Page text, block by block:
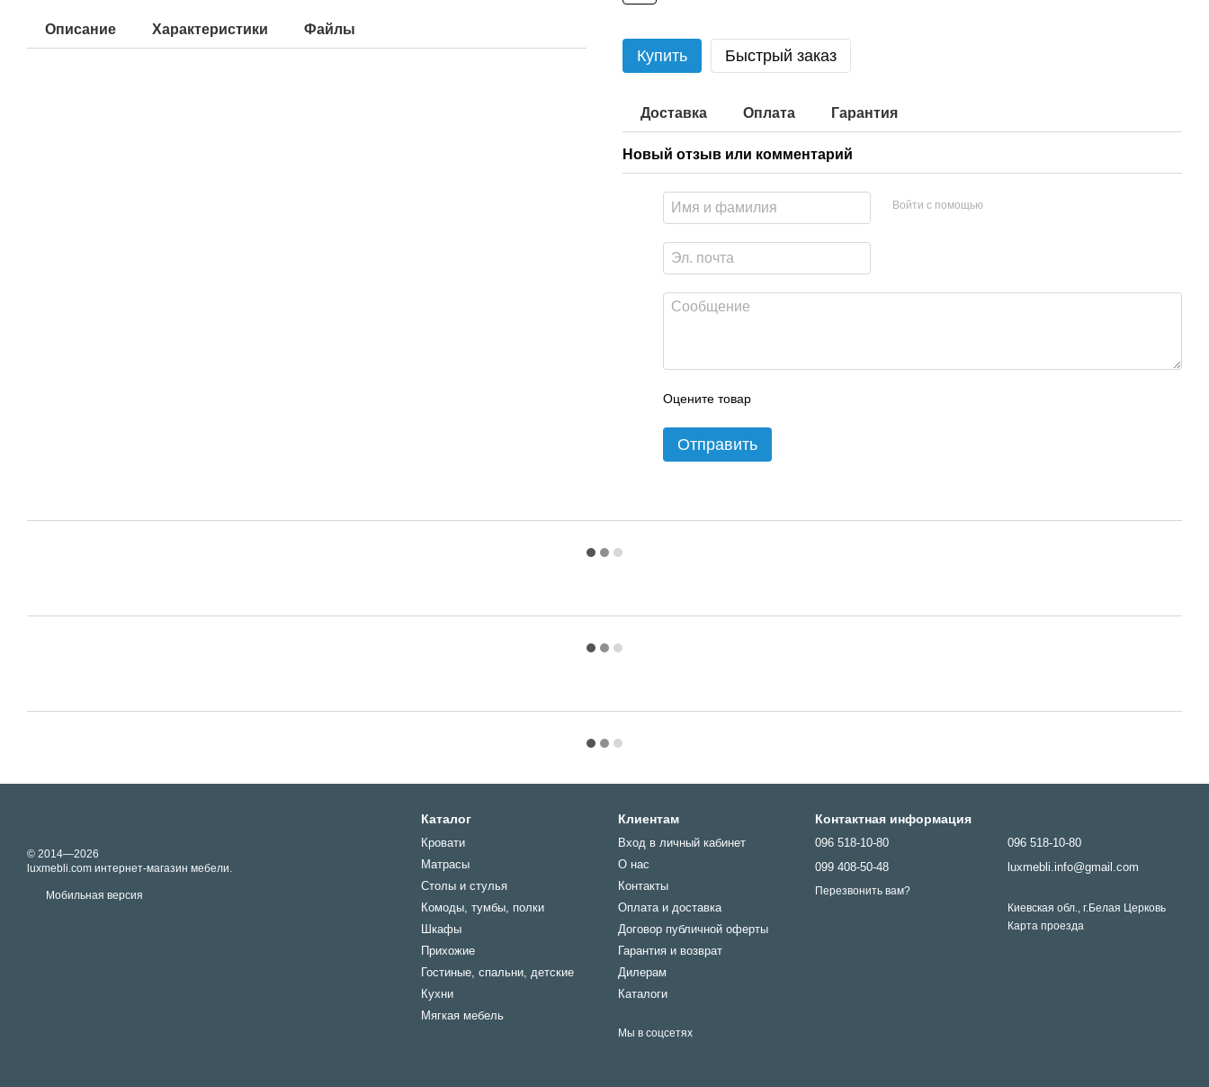
Описание Характеристики Файлы
Купить Быстрый заказ
Доставка Оплата Гарантия
Новый отзыв или комментарий
Войти с помощью
Оцените товар
Отправить
© 2014—2026
luxmebli.com интернет-магазин мебели.
Мобильная версия
Каталог
Кровати
Матрасы
Столы и стулья
Комоды, тумбы, полки
Шкафы
Прихожие
Гостиные, спальни, детские
Кухни
Мягкая мебель
Клиентам
Вход в личный кабинет
О нас
Контакты
Оплата и доставка
Договор публичной оферты
Гарантия и возврат
Дилерам
Каталоги
Мы в соцсетях
Контактная информация
096 518-10-80
099 408-50-48
Перезвонить вам?
096 518-10-80
luxmebli.info@gmail.com
Киевская обл., г.Белая Церковь
Карта проезда